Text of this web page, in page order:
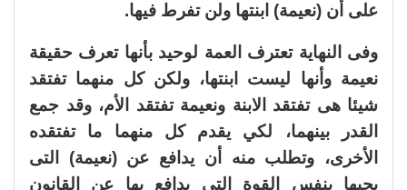
على أن (نعيمة) ابنتها ولن تفرط فيها.
وفى النهاية تعترف العمة لوحيد بأنها تعرف حقيقة
نعيمة وأنها ليست ابنتها، ولكن كل منهما تفتقد
شيئا هى تفتقد الابنة ونعيمة تفتقد الأم، وقد جمع
القدر بينهما، لكي يقدم كل منهما ما تفتقده
الأخرى، وتطلب منه أن يدافع عن (نعيمة) التى
يحبها بنفس القوة التى يدافع بها عن القانون